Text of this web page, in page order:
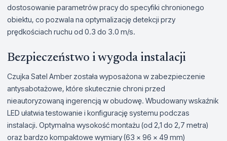
dostosowanie parametrów pracy do specyfiki chronionego
obiektu, co pozwala na optymalizację detekcji przy
prędkościach ruchu od 0.3 do 3.0 m/s.
Bezpieczeństwo i wygoda instalacji
Czujka Satel Amber została wyposażona w zabezpieczenie
antysabotażowe, które skutecznie chroni przed
nieautoryzowaną ingerencją w obudowę. Wbudowany wskaźnik
LED ułatwia testowanie i konfigurację systemu podczas
instalacji. Optymalna wysokość montażu (od 2,1 do 2,7 metra)
oraz bardzo kompaktowe wymiary (63 x 96 x 49 mm)